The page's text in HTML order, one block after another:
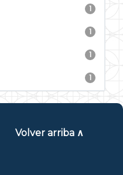
1
1
1
1
Volver arriba ∧